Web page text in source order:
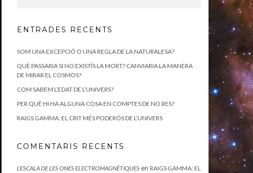
ENTRADES RECENTS
SOM UNA EXCEPCIÓ O UNA REGLA DE LA NATURALESA?
QUÈ PASSARIA SI NO EXISTÍS LA MORT? CANVIARIA LA MANERA
DE MIRAR EL COSMOS?
COM SABEM L’EDAT DE L’UNIVERS?
PER QUÈ HI HA ALGUNA COSA EN COMPTES DE NO RES?
RAIGS GAMMA: EL CRIT MÉS PODERÓS DE L’UNIVERS
COMENTARIS RECENTS
L’ESCALA DE LES ONES ELECTROMAGNÈTIQUES en RAIGS GAMMA: EL